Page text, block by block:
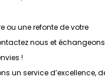
ou une refonte de votre
nous et échangeons
!
un service d’excellence,